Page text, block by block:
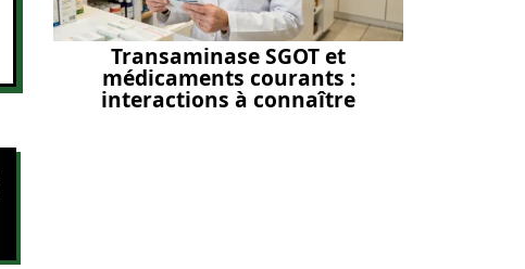
Transaminase SGOT et
médicaments courants :
interactions à connaître